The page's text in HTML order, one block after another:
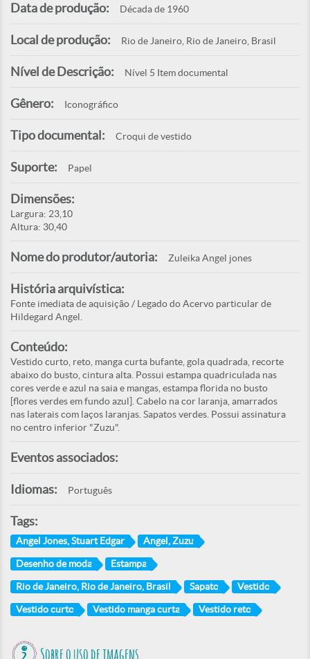
Data de produção: Década de 1960
Local de produção: Rio de Janeiro, Rio de Janeiro, Brasil
Nível de Descrição: Nível 5 Item documental
Gênero: Iconográfico
Tipo documental: Croqui de vestido
Suporte: Papel
Dimensões:
Largura: 23,10
Altura: 30,40
Nome do produtor/autoria: Zuleika Angel jones
História arquivística:
Fonte imediata de aquisição / Legado do Acervo particular de
Hildegard Angel.
Conteúdo:
Vestido curto, reto, manga curta bufante, gola quadrada, recorte
abaixo do busto, cintura alta. Possui estampa quadriculada nas
cores verde e azul na saia e mangas, estampa florida no busto
[flores verdes em fundo azul]. Cabelo na cor laranja, amarrados
nas laterais com laços laranjas. Sapatos verdes. Possui assinatura
no centro inferior "Zuzu".
Eventos associados:
Idiomas: Português
Tags:
Angel Jones, Stuart Edgar Angel, Zuzu
Desenho de moda Estampa
Rio de Janeiro, Rio de Janeiro, Brasil Sapato Vestido
Vestido curto Vestido manga curta Vestido reto
Sobre o uso de imagens